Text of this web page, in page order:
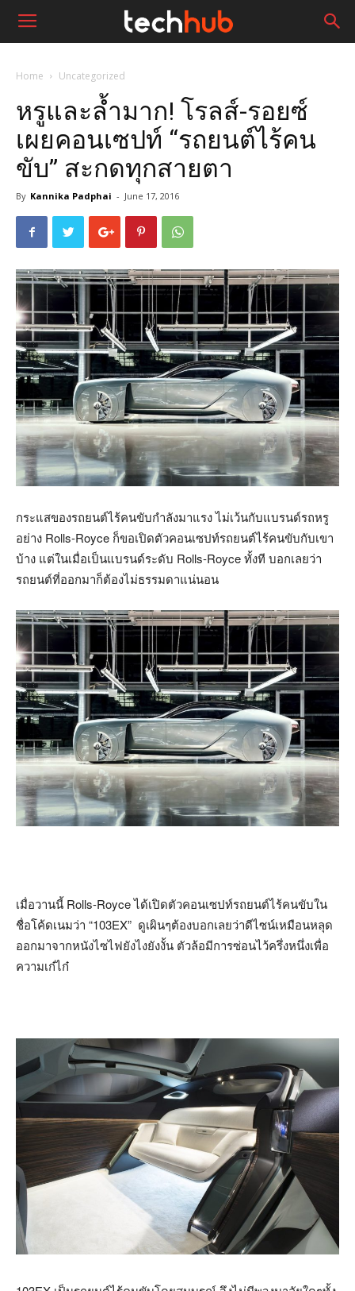
Home Uncategorized
หรูและล้ำมาก! โรลส์-รอยซ์
เผยคอนเซปท์ “รถยนต์ไร้คน
ขับ” สะกดทุกสายตา
By Kannika Padphai - June 17, 2016
กระแสของรถยนต์ไร้คนขับกำลังมาแรง ไม่เว้นกับแบรนด์รถหรู
อย่าง Rolls-Royce ก็ขอเปิดตัวคอนเซปท์รถยนต์ไร้คนขับกับเขา
บ้าง แต่ในเมื่อเป็นแบรนด์ระดับ Rolls-Royce ทั้งที บอกเลยว่า
รถยนต์ที่ออกมาก็ต้องไม่ธรรมดาแน่นอน
เมื่อวานนี้ Rolls-Royce ได้เปิดตัวคอนเซปท์รถยนต์ไร้คนขับใน
ชื่อโค้ดเนมว่า “103EX” ดูเผินๆต้องบอกเลยว่าดีไซน์เหมือนหลุด
ออกมาจากหนังไซไฟยังไงยังงั้น ตัวล้อมีการซ่อนไว้ครึ่งหนึ่งเพื่อ
ความเก๋ไก๋